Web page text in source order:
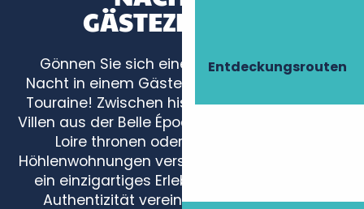
Entdeckungsrouten
ÄSTEZIMMERN
Gönnen Sie sich eine außergewöhnliche
Nacht in einem Gästezimmer im Herzen der
Touraine! Zwischen historischen Schlössern,
Villen aus der Belle Époque, Hütten, die auf der
Loire thronen oder schwimmen, und
Höhlenwohnungen verspricht jeder Aufenthalt
ein einzigartiges Erlebnis. Luxus, Natur und
Authentizität vereinen sich zu zeitlosen